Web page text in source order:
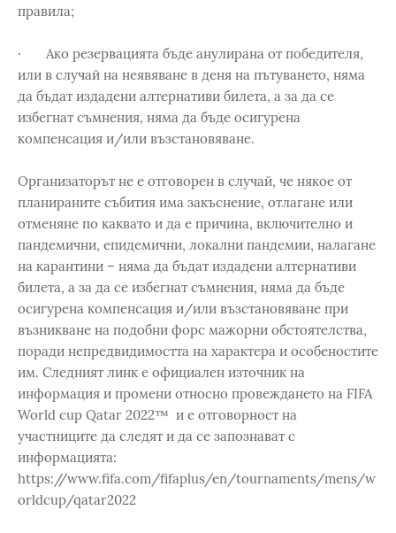
правила;
· Ако резервацията бъде анулирана от победителя,
или в случай на неявяване в деня на пътуването, няма
да бъдат издадени алтернативи билета, а за да се
избегнат съмнения, няма да бъде осигурена
компенсация и/или възстановяване.
Организаторът не e отговорен в случай, че някое от
планираните събития има закъснение, отлагане или
отменяне по каквато и да е причина, включително и
пандемични, епидемични, локални пандемии, налагане
на карантини – няма да бъдат издадени алтернативи
билета, а за да се избегнат съмнения, няма да бъде
осигурена компенсация и/или възстановяване при
възникване на подобни форс мажорни обстоятелства,
поради непредвидимостта на характера и особеностите
им. Следният линк е официален източник на
информация и промени относно провеждането на FIFA
World cup Qatar 2022™ и е отговорност на
участниците да следят и да се запознават с
информацията:
https://www.fifa.com/fifaplus/en/tournaments/mens/w
orldcup/qatar2022